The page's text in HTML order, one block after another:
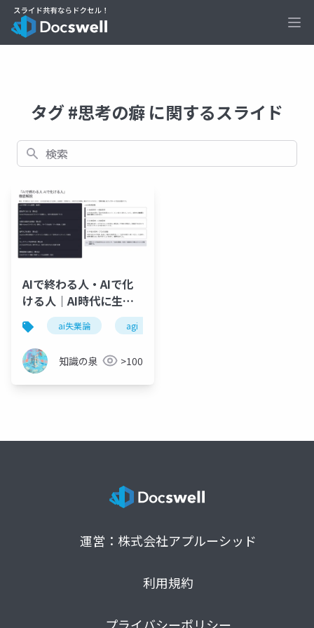
タグ #思考の癖 に関するスライド
検索
AIで終わる人・AIで化
ける人｜AI時代に生き
残る3つの思考変革【完
全解説】
ai失業論 agi
知識の泉 >100
運営：株式会社アプルーシッド
利用規約
プライバシーポリシー